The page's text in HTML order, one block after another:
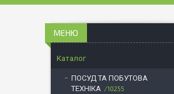
Каталог
ПОСУД ТА ПОБУТОВА
ТЕХНІКА
10255